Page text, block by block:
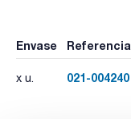
Envase Referencia
x u. 021-004240